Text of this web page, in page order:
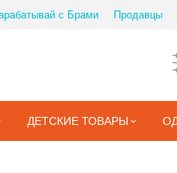
с Брами Продавцы
ДЕТСКИЕ ТОВАРЫ